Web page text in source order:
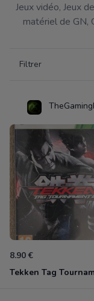
Jeux vidéo, Jeux
matériel de GN,
Filtrer
8.90 €